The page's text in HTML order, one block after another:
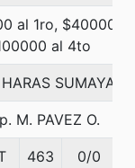
al 1ro, $400000
al 4to
SUMAYA
M. PAVEZ O.
463 0/0